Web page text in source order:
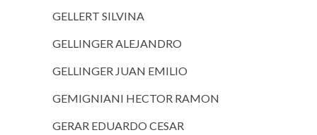
GELLERT SILVINA
GELLINGER ALEJANDRO
GELLINGER JUAN EMILIO
GEMIGNIANI HECTOR RAMON
GERAR EDUARDO CESAR